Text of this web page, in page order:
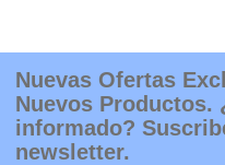
Nuevas Ofertas
Nuevos Productos.
informado?
newsletter.